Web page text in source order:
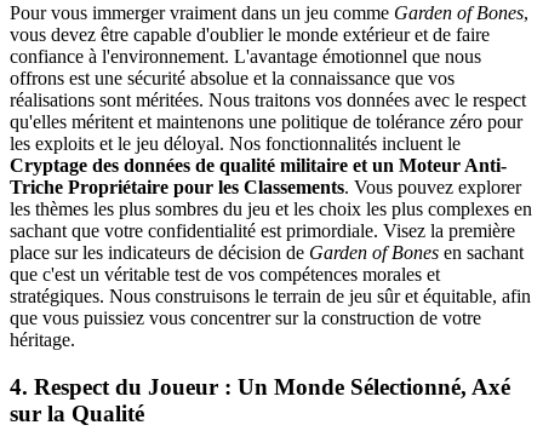
Pour vous immerger vraiment dans un jeu comme Garden of Bones,
vous devez être capable d'oublier le monde extérieur et de faire
confiance à l'environnement. L'avantage émotionnel que nous
offrons est une sécurité absolue et la connaissance que vos
réalisations sont méritées. Nous traitons vos données avec le respect
qu'elles méritent et maintenons une politique de tolérance zéro pour
les exploits et le jeu déloyal. Nos fonctionnalités incluent le
Cryptage des données de qualité militaire et un Moteur Anti-
Triche Propriétaire pour les Classements. Vous pouvez explorer
les thèmes les plus sombres du jeu et les choix les plus complexes en
sachant que votre confidentialité est primordiale. Visez la première
place sur les indicateurs de décision de Garden of Bones en sachant
que c'est un véritable test de vos compétences morales et
stratégiques. Nous construisons le terrain de jeu sûr et équitable, afin
que vous puissiez vous concentrer sur la construction de votre
héritage.
4. Respect du Joueur : Un Monde Sélectionné, Axé
sur la Qualité